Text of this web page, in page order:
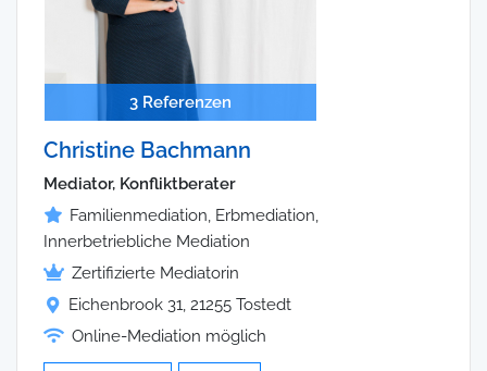
3 Referenzen
Christine Bachmann
Mediator, Konfliktberater
Familienmediation, Erbmediation,
Innerbetriebliche Mediation
Zertifizierte Mediatorin
Eichenbrook 31, 21255 Tostedt
Online-Mediation möglich